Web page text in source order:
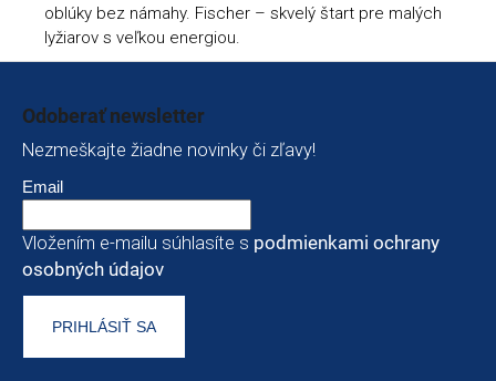
oblúky bez námahy. Fischer – skvelý štart pre malých
lyžiarov s veľkou energiou.
Odoberať newsletter
Nezmeškajte žiadne novinky či zľavy!
Email
Vložením e-mailu súhlasíte s podmienkami ochrany
osobných údajov
PRIHLÁSIŤ SA